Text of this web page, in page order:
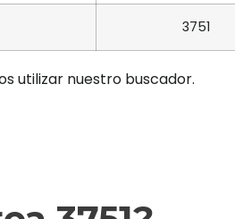
3751
utilizar nuestro buscador.